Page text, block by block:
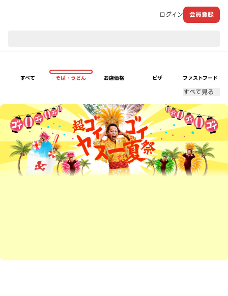
ログイン 会員登録
すべて そば・うどん お店価格 ピザ ファストフード
すべて見る
超ゴイゴイヤスー夏祭